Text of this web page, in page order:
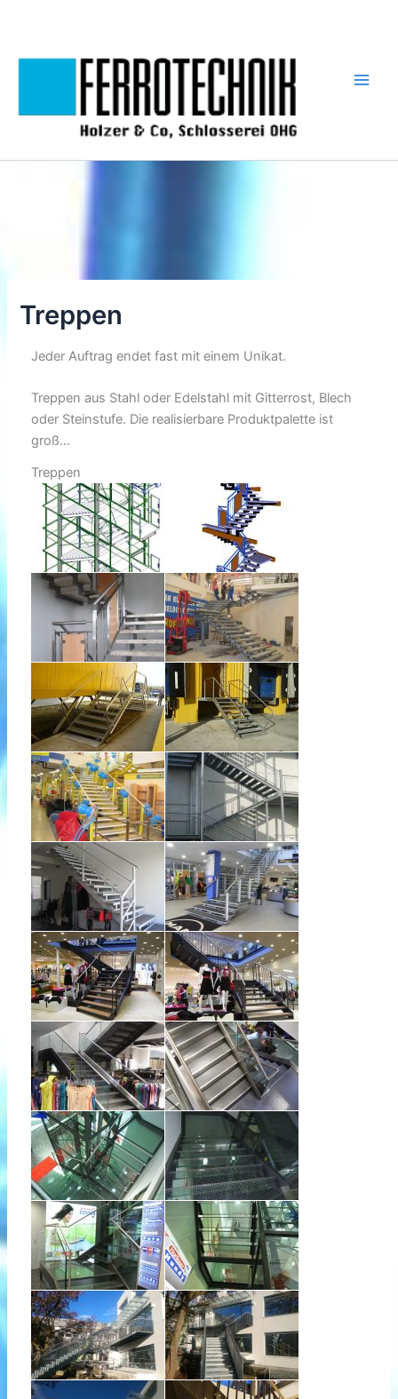
Treppen
Jeder Auftrag endet fast mit einem Unikat.
Treppen aus Stahl oder Edelstahl mit Gitterrost, Blech
oder Steinstufe. Die realisierbare Produktpalette ist
groß…
Treppen